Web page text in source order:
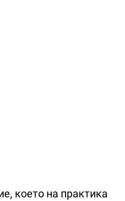
което на практика